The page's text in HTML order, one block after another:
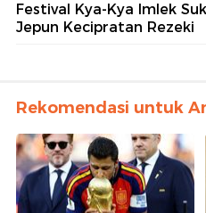
Festival Kya-Kya Imlek
Jepun Kecipratan Rezeki
Rekomendasi untuk